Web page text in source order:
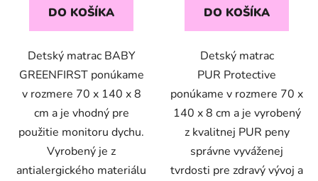
DO KOŠÍKA
Detský matrac BABY
GREENFIRST ponúkame
v rozmere 70 x 140 x 8
cm a je vhodný pre
použitie monitoru dychu.
Vyrobený je z
antialergického materiálu
DO KOŠÍKA
Detský matrac
PUR Protective
ponúkame v rozmere 70 x
140 x 8 cm a je vyrobený
z kvalitnej PUR peny
správne vyváženej
tvrdosti pre zdravý vývoj a